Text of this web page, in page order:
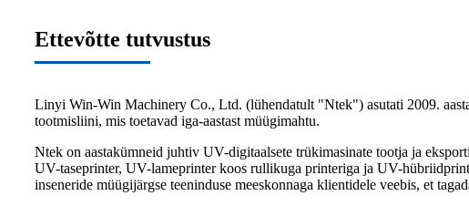
Ettevõtte tutvustus
Linyi Win-Win Machinery Co., Ltd. (lühendatult "Ntek") asutati 2009.
tootmisliini, mis toetavad iga-aastast müügimahtu.
Ntek on aastakümneid juhtiv UV-digitaalsete trükimasinate tootja ja
UV-taseprinter, UV-lameprinter koos rullikuga printeriga ja UV-
inseneride müügijärgse teeninduse meeskonnaga klientidele veebis, et